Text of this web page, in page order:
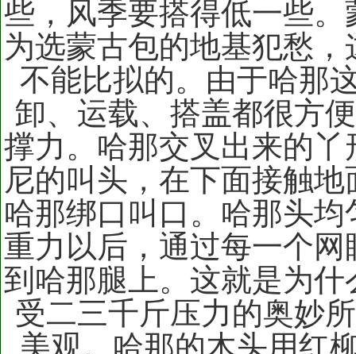
些，风季要搭得低一些
为选蒙古包的地基犯愁
不能比拟的。由于哈那
卸、运载、搭盖都很方
撑力。哈那交叉出来的
尼的叫头，在下面接触
哈那绑口叫口。哈那头
重力以后，通过每一个
到哈那腿上。这就是为
受二三千斤压力的奥妙
美观。哈那的木头用红